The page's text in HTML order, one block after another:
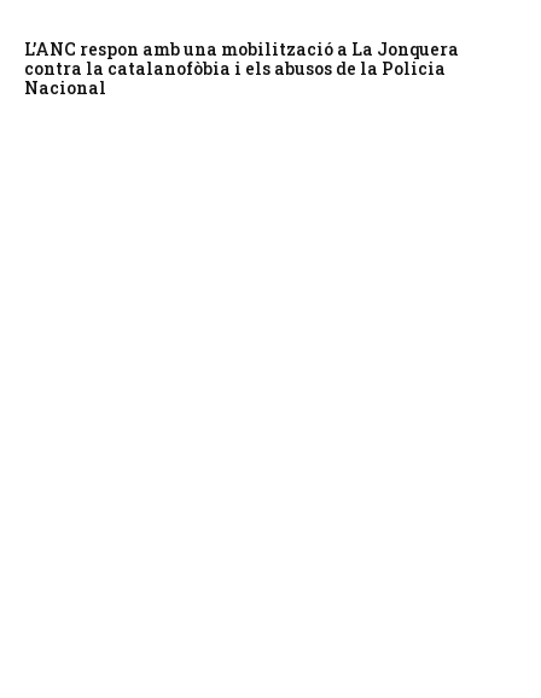
L’ANC respon amb una mobilització a La Jonquera
contra la catalanofòbia i els abusos de la Policia
Nacional